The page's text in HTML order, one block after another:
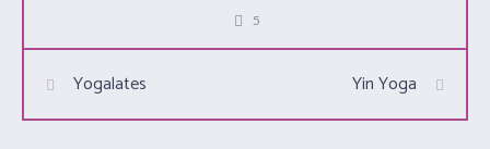
5
Yogalates Yin Yoga